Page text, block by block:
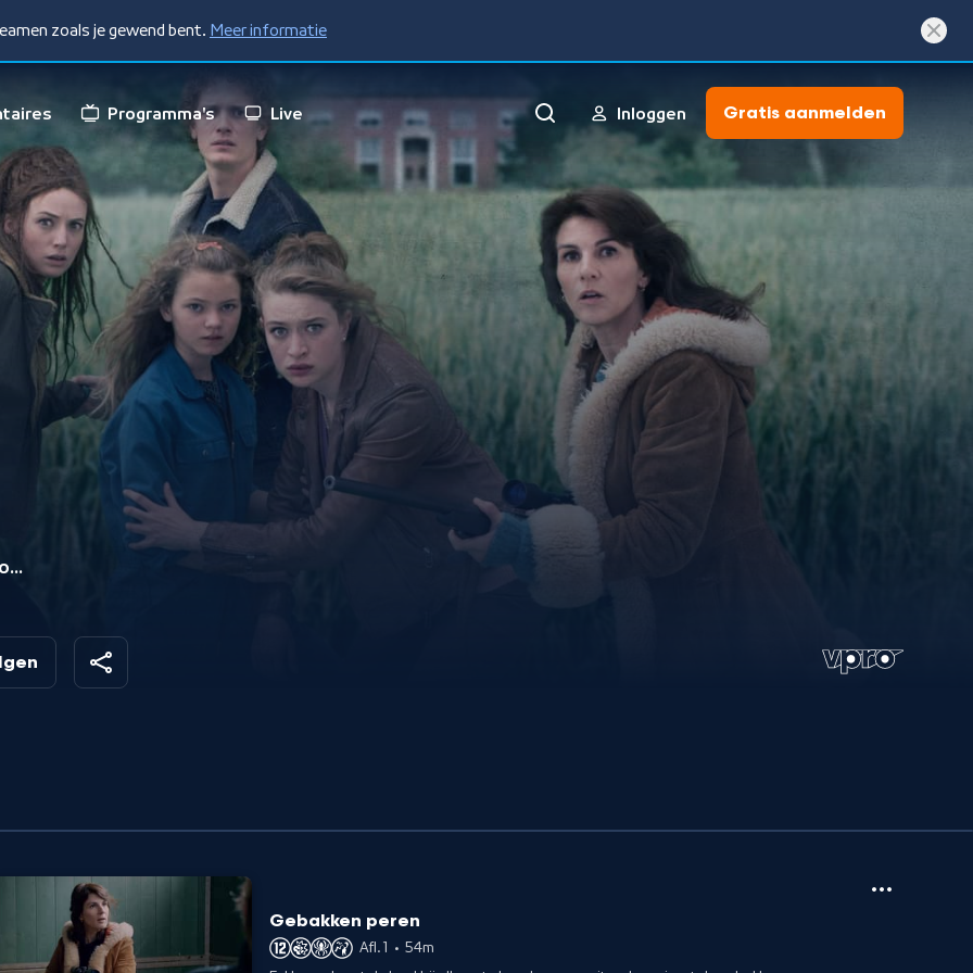
zoals je gewend bent. Meer informatie
Programma's Live Inloggen Gratis aanmelden
Gebakken peren
Afl. 1 • 54m